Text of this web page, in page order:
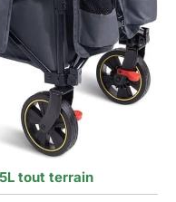
tout terrain